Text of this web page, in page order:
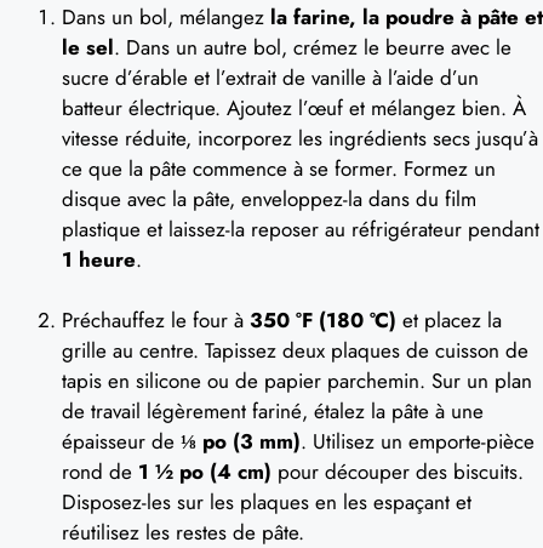
Dans un bol, mélangez la farine, la poudre à pâte et
le sel. Dans un autre bol, crémez le beurre avec le
sucre d’érable et l’extrait de vanille à l’aide d’un
batteur électrique. Ajoutez l’œuf et mélangez bien. À
vitesse réduite, incorporez les ingrédients secs jusqu’à
ce que la pâte commence à se former. Formez un
disque avec la pâte, enveloppez-la dans du film
plastique et laissez-la reposer au réfrigérateur pendant
1 heure.
Préchauffez le four à 350 °F (180 °C) et placez la
grille au centre. Tapissez deux plaques de cuisson de
tapis en silicone ou de papier parchemin. Sur un plan
de travail légèrement fariné, étalez la pâte à une
épaisseur de ⅛ po (3 mm). Utilisez un emporte-pièce
rond de 1 ½ po (4 cm) pour découper des biscuits.
Disposez-les sur les plaques en les espaçant et
réutilisez les restes de pâte.